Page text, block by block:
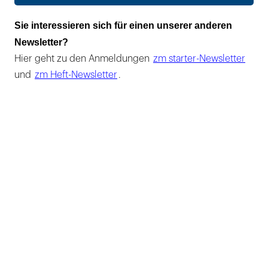
Sie interessieren sich für einen unserer anderen
Newsletter?
Hier geht zu den Anmeldungen zm starter-Newsletter
und zm Heft-Newsletter .